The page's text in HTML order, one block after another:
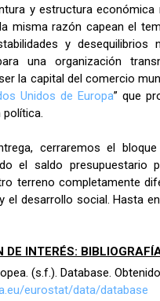
y estructura económica
misma razón capean el
y desequilibrios
una organización
la capital del comercio
Unidos de Europa” que
cerraremos el
el saldo presupuestario
terreno completamente
el desarrollo social. Hasta
DE INTERÉS:
(s.f.). Database.
eurostat/data/database